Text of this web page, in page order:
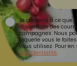
Je consens à ce que
d'ouverture des
campagnes. Nous
laquelle vous le
vous utilisez. Pour
confidentialité.